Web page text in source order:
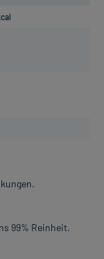
99% Reinheit.